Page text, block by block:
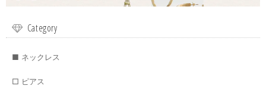
Category
■ ネックレス
□ ピアス